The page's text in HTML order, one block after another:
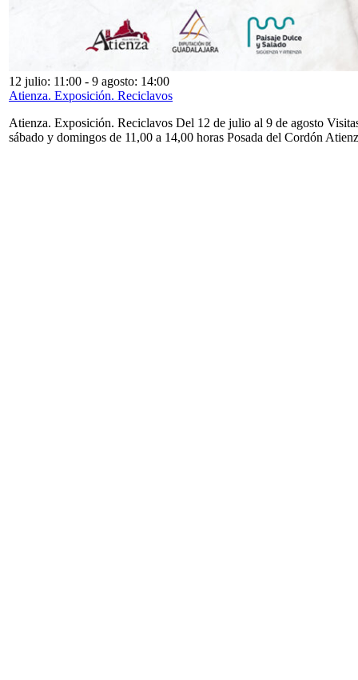
12 julio: 11:00 - 9 agosto: 14:00
Atienza. Exposición. Reciclavos
Atienza. Exposición. Reciclavos Del 12 de julio al 9 de agosto
sábado y domingos de 11,00 a 14,00 horas Posada del Cordón